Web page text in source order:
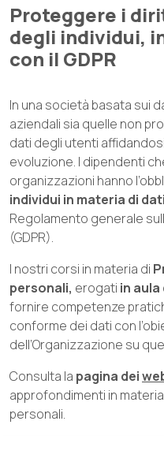
Proteggere i
degli individui,
con il GDPR
In una società basata sui
aziendali sia quelle non
dati degli utenti
evoluzione. I dipendenti
organizzazioni hanno
individui in materia di
Regolamento generale
(GDPR).
I nostri corsi in materia di
personali, erogati in aula
fornire competenze
conforme dei dati con
dell’Organizzazione su
Consulta la pagina dei
approfondimenti in
personali.